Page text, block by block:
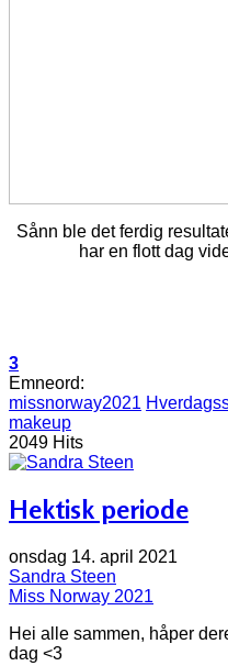
Sånn ble det ferdig
har en flott dag
3
Emneord:
missnorway2021
makeup
2049 Hits
Hektisk periode
onsdag 14. april 2021
Sandra Steen
Miss Norway 2021
Hei alle sammen, håper
dag <3